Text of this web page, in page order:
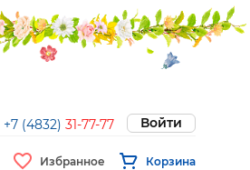
+7 (4832) 31-77-77 Войти
Избранное Корзина